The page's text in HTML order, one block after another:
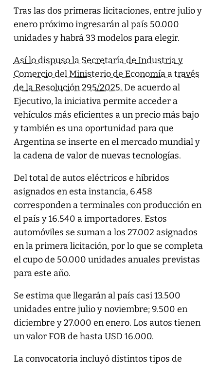
Tras las dos primeras licitaciones, entre julio y
enero próximo ingresarán al país 50.000
unidades y habrá 33 modelos para elegir.
Así lo dispuso la Secretaría de Industria y
Comercio del Ministerio de Economía a través
de la Resolución 295/2025. De acuerdo al
Ejecutivo, la iniciativa permite acceder a
vehículos más eficientes a un precio más bajo
y también es una oportunidad para que
Argentina se inserte en el mercado mundial y
la cadena de valor de nuevas tecnologías.
Del total de autos eléctricos e híbridos
asignados en esta instancia, 6.458
corresponden a terminales con producción en
el país y 16.540 a importadores. Estos
automóviles se suman a los 27.002 asignados
en la primera licitación, por lo que se completa
el cupo de 50.000 unidades anuales previstas
para este año.
Se estima que llegarán al país casi 13.500
unidades entre julio y noviembre; 9.500 en
diciembre y 27.000 en enero. Los autos tienen
un valor FOB de hasta USD 16.000.
La convocatoria incluyó distintos tipos de